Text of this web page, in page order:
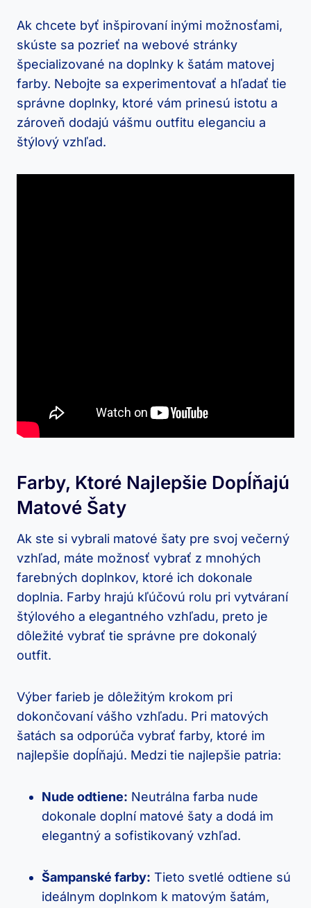
Ak chcete byť inšpirovaní inými možnosťami,
skúste sa pozrieť na webové stránky
špecializované na doplnky k šatám matovej
farby. Nebojte sa experimentovať a hľadať tie
správne doplnky, ktoré vám prinesú istotu a
zároveň dodajú vášmu outfitu eleganciu a
štýlový vzhľad.
Farby, Ktoré Najlepšie Dopĺňajú
Matové Šaty
Ak ste si vybrali matové šaty pre svoj večerný
vzhľad, máte možnosť vybrať z mnohých
farebných doplnkov, ktoré ich dokonale
doplnia. Farby hrajú kľúčovú rolu pri vytváraní
štýlového a elegantného vzhľadu, preto je
dôležité vybrať tie správne pre dokonalý
outfit.
Výber farieb je dôležitým krokom pri
dokončovaní vášho vzhľadu. Pri matových
šatách sa odporúča vybrať farby, ktoré im
najlepšie dopĺňajú. Medzi tie najlepšie patria:
Nude odtiene: Neutrálna farba nude
dokonale doplní matové šaty a dodá im
elegantný a sofistikovaný vzhľad.
Šampanské farby: Tieto svetlé odtiene sú
ideálnym doplnkom k matovým šatám,